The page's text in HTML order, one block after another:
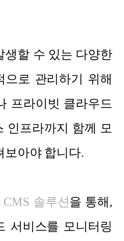
생할 수 있는 다양한
으로 관리하기 위해
프라이빗 클라우드
인프라까지 함께 모
보아야 합니다.
CMS 솔루션을 통해,
서비스를 모니터링